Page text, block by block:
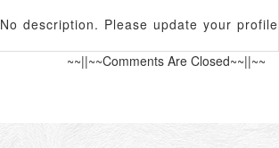
No description. Please update your profile.
~~||~~Comments Are Closed~~||~~